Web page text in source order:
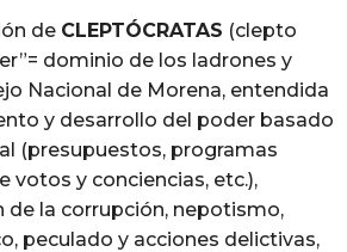
de CLEPTÓCRATAS (clepto
dominio de los ladrones y
Nacional de Morena, entendida
y desarrollo del poder basado
(presupuestos, programas
votos y conciencias, etc.),
de la corrupción, nepotismo,
peculado y acciones delictivas,